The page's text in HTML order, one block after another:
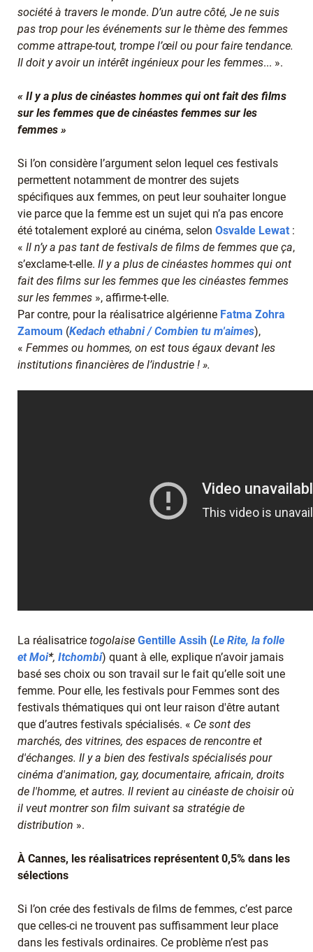
société à travers le monde. D’un autre côté, Je ne suis
pas trop pour les événements sur le thème des femmes
comme attrape-tout, trompe l’œil ou pour faire tendance.
Il doit y avoir un intérêt ingénieux pour les femmes... ».
« Il y a plus de cinéastes hommes qui ont fait des films
sur les femmes que de cinéastes femmes sur les
femmes »
Si l’on considère l’argument selon lequel ces festivals
permettent notamment de montrer des sujets
spécifiques aux femmes, on peut leur souhaiter longue
vie parce que la femme est un sujet qui n’a pas encore
été totalement exploré au cinéma, selon Osvalde Lewat :
« Il n’y a pas tant de festivals de films de femmes que ça,
s’exclame-t-elle. Il y a plus de cinéastes hommes qui ont
fait des films sur les femmes que les cinéastes femmes
sur les femmes », affirme-t-elle.
Par contre, pour la réalisatrice algérienne Fatma Zohra
Zamoum (Kedach ethabni / Combien tu m'aimes),
« Femmes ou hommes, on est tous égaux devant les
institutions financières de l’industrie ! ».
La réalisatrice togolaise Gentille Assih (Le Rite, la folle
et Moi*, Itchombi) quant à elle, explique n’avoir jamais
basé ses choix ou son travail sur le fait qu’elle soit une
femme. Pour elle, les festivals pour Femmes sont des
festivals thématiques qui ont leur raison d'être autant
que d’autres festivals spécialisés. « Ce sont des
marchés, des vitrines, des espaces de rencontre et
d'échanges. Il y a bien des festivals spécialisés pour
cinéma d'animation, gay, documentaire, africain, droits
de l'homme, et autres. Il revient au cinéaste de choisir où
il veut montrer son film suivant sa stratégie de
distribution ».
À Cannes, les réalisatrices représentent 0,5% dans les
sélections
Si l’on crée des festivals de films de femmes, c’est parce
que celles-ci ne trouvent pas suffisamment leur place
dans les festivals ordinaires. Ce problème n’est pas